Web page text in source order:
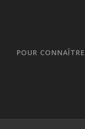
POUR